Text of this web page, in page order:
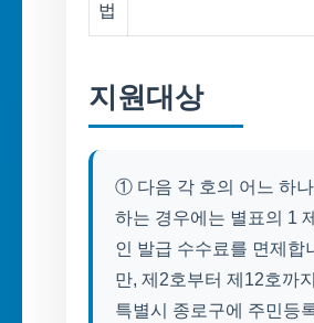
법
지원대상
① 다음 각 호의 어느 하
하는 경우에는 별표의 1
인 발급 수수료를 면제합
만, 제2호부터 제12호까
특별시 종로구에 주민등